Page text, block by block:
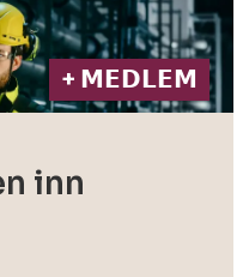
+ 𝗠𝗘𝗗𝗟𝗘𝗠
inn